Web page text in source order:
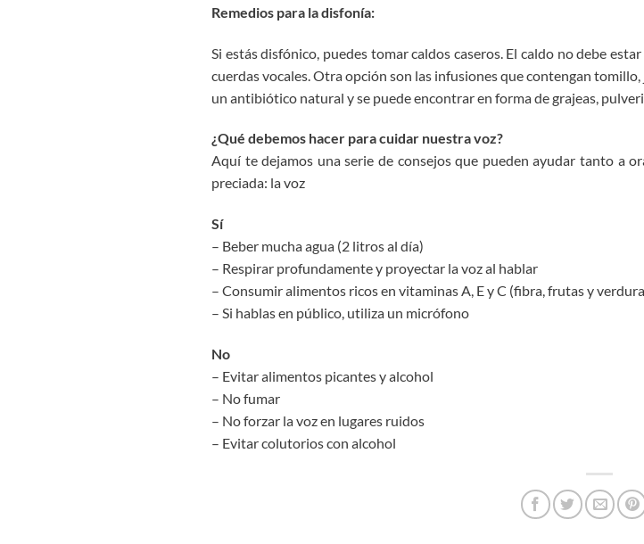
Remedios para la disfonía:
Si estás disfónico, puedes tomar caldos caseros. El caldo no debe
cuerdas vocales. Otra opción son las infusiones que contengan
un antibiótico natural y se puede encontrar en forma de grajeas,
¿Qué debemos hacer para cuidar nuestra voz?
Aquí te dejamos una serie de consejos que pueden ayudar tanto a
preciada: la voz
Sí
– Beber mucha agua (2 litros al día)
– Respirar profundamente y proyectar la voz al hablar
– Consumir alimentos ricos en vitaminas A, E y C (fibra, frutas y
– Si hablas en público, utiliza un micrófono
No
– Evitar alimentos picantes y alcohol
– No fumar
– No forzar la voz en lugares ruidos
– Evitar colutorios con alcohol